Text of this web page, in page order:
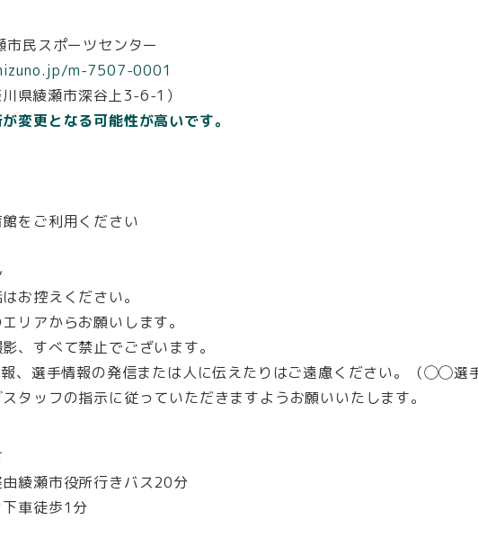
市民スポーツセンター
m-7507-0001
県綾瀬市深谷上3-6-1）
変更となる可能性が高いです。
をご利用ください
お控えください。
リアからお願いします。
、すべて禁止でございます。
報、選手情報の発信または人に伝えたりはご遠慮ください。（◯◯選
タッフの指示に従っていただきますようお願いいたします。
綾瀬市役所行きバス20分
車徒歩1分